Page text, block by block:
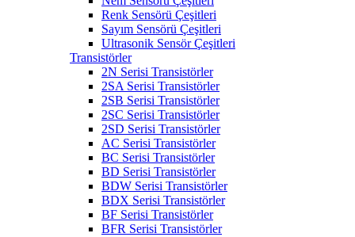
Renk Sensörü Çeşitleri
Sayım Sensörü Çeşitleri
Ultrasonik Sensör Çeşitleri
Transistörler
2N Serisi Transistörler
2SA Serisi Transistörler
2SB Serisi Transistörler
2SC Serisi Transistörler
2SD Serisi Transistörler
AC Serisi Transistörler
BC Serisi Transistörler
BD Serisi Transistörler
BDW Serisi Transistörler
BDX Serisi Transistörler
BF Serisi Transistörler
BFR Serisi Transistörler